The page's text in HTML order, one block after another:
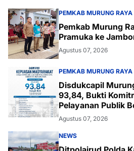
PEMKAB MURUNG RAYA
Pemkab Murung
Pramuka ke
Agustus 07, 2026
PEMKAB MURUNG RAYA
Disdukcapil
93,84, Bukti
Pelayanan Publik
Agustus 07, 2026
NEWS